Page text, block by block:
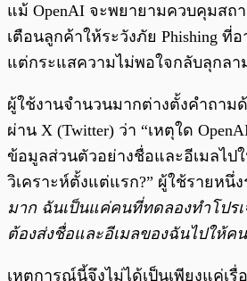
แม้ OpenAI จะพยายามควบคุมสถ
เตือนลูกค้าให้ระวังภัย Phishing ที่
แต่กระแสความไม่พอใจกลับลุกลา
ผู้ใช้งานจำนวนมากต่างตั้งคำถาม
ผ่าน X (Twitter) ว่า “เหตุใด
ข้อมูลส่วนตัวอย่างชื่อและอีเมลไป
วิเคราะห์ตั้งแต่แรก?” ผู้ใช้รายหนึ่ง
มาก ฉันเป็นแค่คนที่ทดลองทำโปร
ต้องส่งชื่อและอีเมลของฉันไปให้ค
เหตุการณ์นี้จึงไม่ได้เป็นเพียงแค่เ